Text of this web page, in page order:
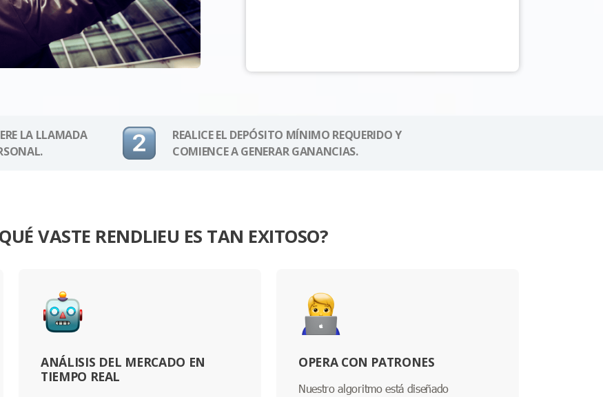
LA LLAMADA
REALICE EL DEPÓSITO MÍNIMO REQUERIDO Y
COMIENCE A GENERAR GANANCIAS.
VASTE RENDLIEU ES TAN EXITOSO?
ANÁLISIS DEL MERCADO EN
TIEMPO REAL
OPERA CON PATRONES
Nuestro algoritmo está diseñado